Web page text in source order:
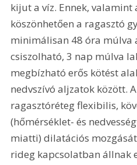
kijut a víz. Ennek,
köszönhetően a ragasztó
minimálisan 48 óra múlva
csiszolható, 3 nap múlva
megbízható erős kötést
nedvszívó aljzatok között.
ragasztóréteg flexibilis,
(hőmérséklet- és
miatti) dilatációs
rideg kapcsolatban állnak